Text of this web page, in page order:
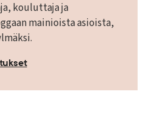
kouluttaja ja
mainioista asioista,